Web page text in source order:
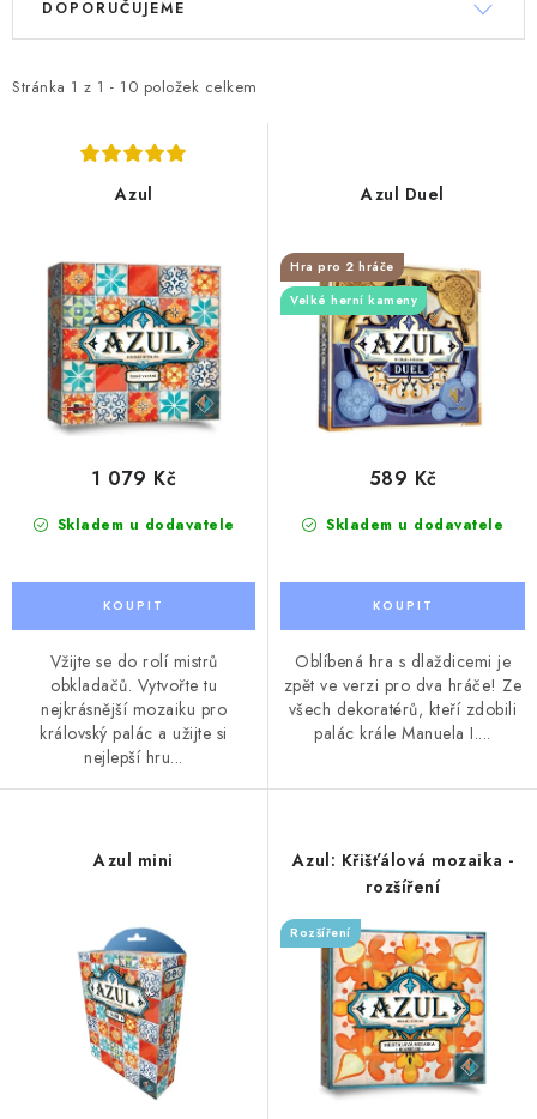
i
Stránka 1 z 1 - 10 položek celkem
e
DOPORUČUJEME
Azul
Skladem u dodavatele
1 079 Kč
Vžijte se do rolí mistrů
obkladačů. Vytvořte tu
nejkrásnější mozaiku pro
královský palác a užijte si
nejlepší hru...
Azul Duel
Hra pro 2 hráče
Velké herní kameny
Skladem u dodavatele
589 Kč
Oblíbená hra s dlaždicemi je
zpět ve verzi pro dva hráče! Ze
všech dekoratérů, kteří zdobili
palác krále Manuela I....
Azul mini
Azul: Křišťálová mozaika -
rozšíření
Rozšíření